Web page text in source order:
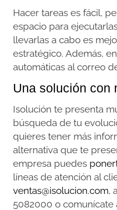
Hacer tareas es fácil,
espacio para
llevarlas a cabo es
estratégico. Además,
automáticas al correo
Una solución con
Isolución te presenta
búsqueda de tu
quieres tener más
alternativa que te
empresa puedes
líneas de atención al
ventas@isolucion.com,
5082000 o comunícate